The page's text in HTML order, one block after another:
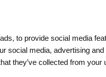
to provide social media
social media, advertising
they’ve collected from
€ 8,90